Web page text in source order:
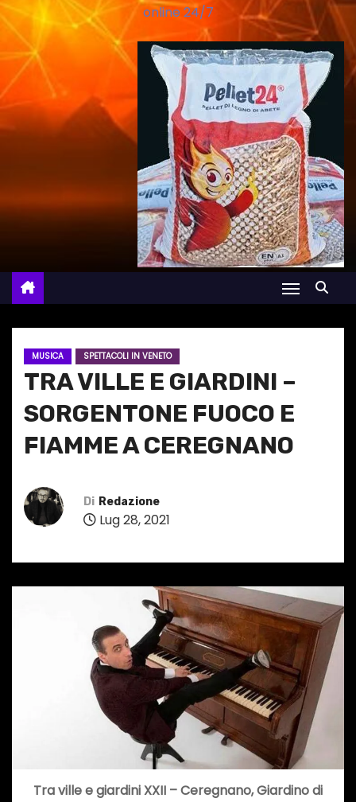
online 24/7
MUSICA SPETTACOLI IN VENETO
TRA VILLE E GIARDINI –
SORGENTONE FUOCO E
FIAMME A CEREGNANO
Di Redazione
Lug 28, 2021
Tra ville e giardini XXII – Ceregnano, Giardino di